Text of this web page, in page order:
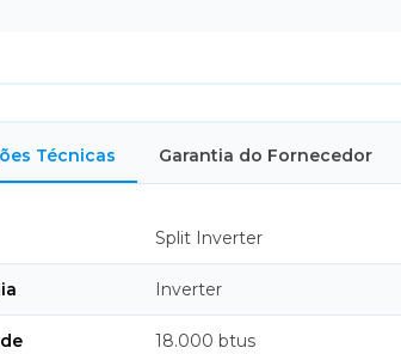
Técnicas Garantia do Fornecedor
Split Inverter
Inverter
18.000 btus